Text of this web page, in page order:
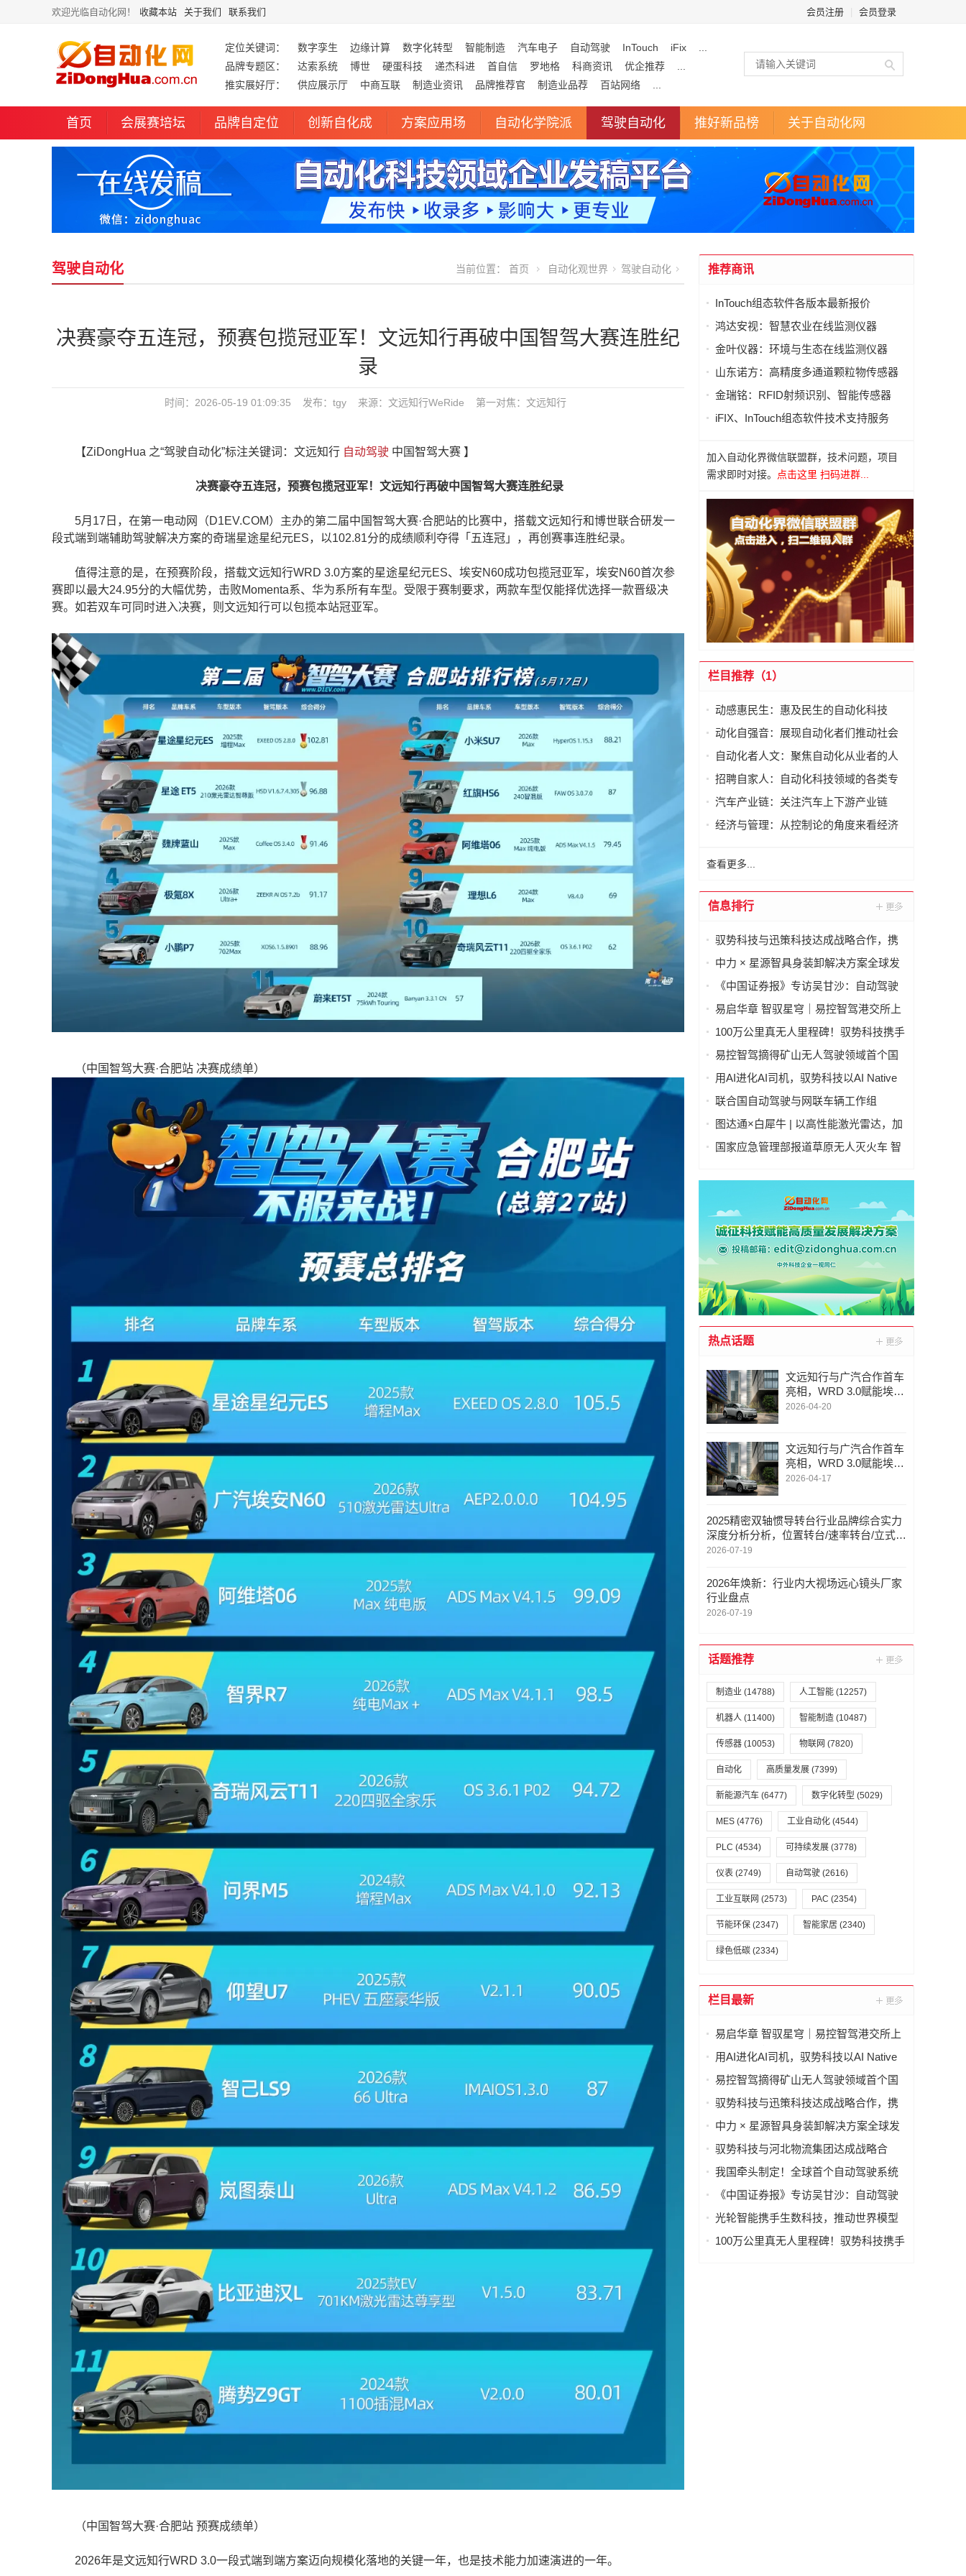
欢迎光临自动化网！ 收藏本站 关于我们 联系我们 会员注册 会员登录
定位关键词： 数字孪生 边缘计算 数字化转型 智能制造 汽车电子 自动驾驶 InTouch iFix
品牌专题区：
达索系统 博世 硬蛋科技 递杰科进 首自信 罗地格 科商资讯 优企推荐
推实展好厅：
供应展示厅 中商互联 制造业资讯 品牌推荐官 制造业品荐 百站网络
首页 会展赛培坛 品牌自定位 创新自化成 方案应用场 自动化学院派 驾驶自动化 推好新品榜 关于自动化网
驾驶自动化 当前位置： 首页 自动化观世界 驾驶自动化
决赛豪夺五连冠，预赛包揽冠亚军！文远知行再破中国智驾大赛连胜纪
录
时间：2026-05-19 01:09:35 发布：tgy 来源：文远知行WeRide 第一对焦： 文远知行
【ZiDongHua 之“驾驶自动化”标注关键词：文远知行 自动驾驶 中国智驾大赛 】
决赛豪夺五连冠，预赛包揽冠亚军！文远知行再破中国智驾大赛连胜纪录
5月17日，在第一电动网（D1EV.COM）主办的第二届中国智驾大赛·合肥站的比赛中，搭载文远知行和博世联合研发一
段式端到端辅助驾驶解决方案的奇瑞星途星纪元ES，以102.81分的成绩顺利夺得「五连冠」，再创赛事连胜纪录。
值得注意的是，在预赛阶段，搭载文远知行WRD 3.0方案的星途星纪元ES、埃安N60成功包揽冠亚军，埃安N60首次参
赛即以最大24.95分的大幅优势，击败Momenta系、华为系所有车型。受限于赛制要求，两款车型仅能择优选择一款晋级决
赛。如若双车可同时进入决赛，则文远知行可以包揽本站冠亚军。
（中国智驾大赛·合肥站 决赛成绩单）
（中国智驾大赛·合肥站 预赛成绩单）
2026年是文远知行WRD 3.0一段式端到端方案迈向规模化落地的关键一年，也是技术能力加速演进的一年。
推荐商讯
InTouch组态软件各版本最新报价
鸿达安视：智慧农业在线监测仪器
金叶仪器：环境与生态在线监测仪器
山东诺方：高精度多通道颗粒物传感器
金瑞铭：RFID射频识别、智能传感器
iFIX、InTouch组态软件技术支持服务
加入自动化界微信联盟群，技术问题，项目
需求即时对接。
点击这里 扫码进群...
栏目推荐（1）
动感惠民生：惠及民生的自动化科技
动化自强音：展现自动化者们推动社会
进步发出的响亮声音
自动化者人文：聚焦自动化从业者的人
文思考
招聘自家人：自动化科技领域的各类专
家及人才需求资讯
汽车产业链：关注汽车上下游产业链
经济与管理：从控制论的角度来看经济
查看更多...
信息排行
驭势科技与迅策科技达成战略合作，携
手构建自动驾驶行业AI数据基座
中力 × 星源智具身装卸解决方案全球发
售：实现单车装卸90秒、双车协同1分钟
《中国证券报》专访吴甘沙：自动驾驶
“99分等于0分”，希望向世界派遣100万
易启华章 智驭星穹｜易控智驾港交所上
市答谢晚宴圆满举办
100万公里真无人里程碑！驭势科技携手
新疆机场集团，打造载人载货多车型全
易控智驾摘得矿山无人驾驶领域首个国
家科技进步奖
用AI进化AI司机，驭势科技以AI Native
打通自动驾驶业务管理全链路
联合国自动驾驶与网联车辆工作组
（GRVA）第25次会议在蒙特利尔召开
图达通×白犀牛 | 以高性能激光雷达，加
速无人物流车商业化落地
国家应急管理部报道草原无人灭火车 智
升级
热点话题
文远知行与广汽合作首车
亮相，WRD 3.0赋能埃安
N6
2026-04-20
文远知行与广汽合作首车
亮相，WRD 3.0赋能埃安
N60
2026-04-17
2025精密双轴惯导转台行业品牌综合实力
深度分析分析，位置转台/速率转台/立式扫
描架/龙门式扫描架，双轴转台定制厂家推
2026-07-19
2026年焕新：行业内大视场远心镜头厂家
行业盘点
2026-07-19
话题推荐
制造业 (14788) 人工智能 (12257)
机器人 (11400) 智能制造 (10487)
传感器 (10053) 物联网 (7820)
自动化 高质量发展 (7399)
新能源汽车 (6477) 数字化转型 (5029)
MES (4776) 工业自动化 (4544)
PLC (4534) 可持续发展 (3778)
仪表 (2749) 自动驾驶 (2616)
工业互联网 (2573) PAC (2354)
节能环保 (2347) 智能家居 (2340)
绿色低碳 (2334)
栏目最新
易启华章 智驭星穹｜易控智驾港交所上
市答谢晚宴圆满举办
用AI进化AI司机，驭势科技以AI Native
打通自动驾驶业务管理全链路
易控智驾摘得矿山无人驾驶领域首个国
家科技进步奖
驭势科技与迅策科技达成战略合作，携
手构建自动驾驶行业AI数据基座
中力 × 星源智具身装卸解决方案全球发
售：实现单车装卸90秒、双车协同1分钟
驭势科技与河北物流集团达成战略合
作，共创智慧物流无人驾驶新生态
我国牵头制定！全球首个自动驾驶系统
全球技术法规获批发布
《中国证券报》专访吴甘沙：自动驾驶
“99分等于0分”，希望向世界派遣100万
光轮智能携手生数科技，推动世界模型
走向真实世界
100万公里真无人里程碑！驭势科技携手